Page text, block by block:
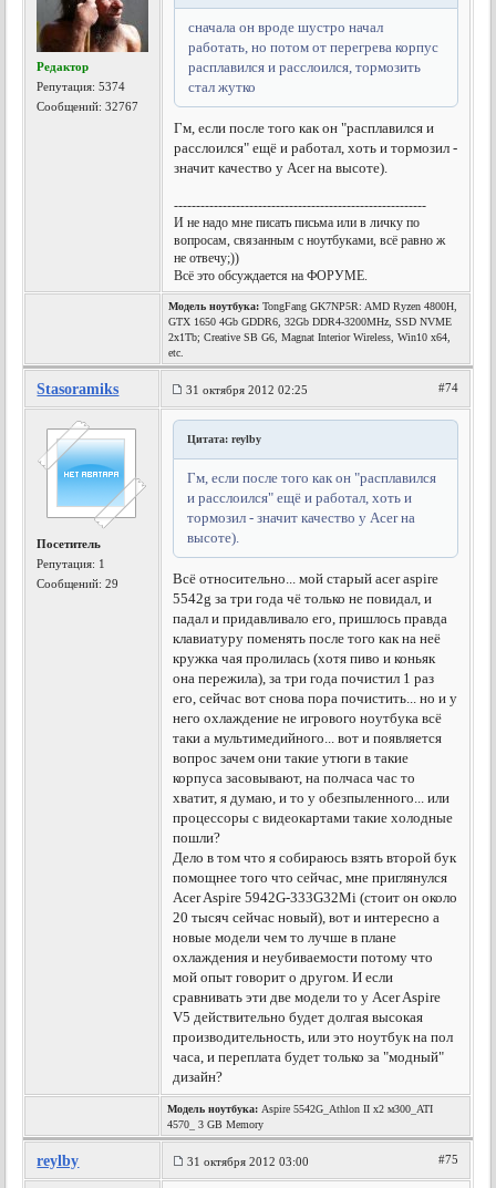
Редактор
Репутация:5374
Сообщений: 32767
сначала он вроде шустро начал
работать, но потом от перегрева корпус
расплавился и расслоился, тормозить
стал жутко
Гм, если после того как он "расплавился и
расслоился" ещё и работал, хоть и тормозил -
значит качество у Acer на высоте).
---------------------------------------------------------
И не надо мне писать письма или в личку по
вопросам, связанным с ноутбуками, всё равно ж
не отвечу;))
Всё это обсуждается на ФОРУМЕ.
Модель ноутбука: TongFang GK7NP5R: AMD Ryzen 4800H,
GTX 1650 4Gb GDDR6, 32Gb DDR4-3200MHz, SSD NVME
2x1Tb; Creative SB G6, Magnat Interior Wireless, Win10 x64,
etc.
Stasoramiks 31 октября 2012 02:25 #74
Посетитель
Репутация: 1
Сообщений: 29
Цитата: reylby
Гм, если после того как он "расплавился
и расслоился" ещё и работал, хоть и
тормозил - значит качество у Acer на
высоте).
Всё относительно... мой старый асеr aspire
5542g за три года чё только не повидал, и
падал и придавливало его, пришлось правда
клавиатуру поменять после того как на неё
кружка чая пролилась (хотя пиво и коньяк
она пережила), за три года почистил 1 раз
его, сейчас вот снова пора почистить... но и у
него охлаждение не игрового ноутбука всё
таки а мультимедийного... вот и появляется
вопрос зачем они такие утюги в такие
корпуса засовывают, на полчаса час то
хватит, я думаю, и то у обезпыленного... или
процессоры с видеокартами такие холодные
пошли?
Дело в том что я собираюсь взять второй бук
помощнее того что сейчас, мне приглянулся
Acer Aspire 5942G-333G32Mi (стоит он около
20 тысяч сейчас новый), вот и интересно а
новые модели чем то лучше в плане
охлаждения и неубиваемости потому что
мой опыт говорит о другом. И если
сравнивать эти две модели то у Acer Aspire
V5 действительно будет долгая высокая
производительность, или это ноутбук на пол
часа, и переплата будет только за "модный"
дизайн?
Модель ноутбука: Aspire 5542G_Athlon II x2 м300_ATI
4570_ 3 GB Memory
reylby 31 октября 2012 03:00 #75